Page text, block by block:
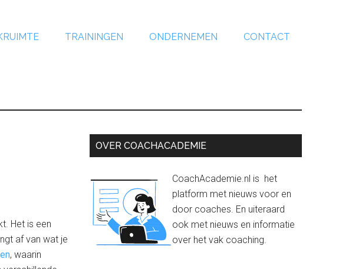
TRAININGEN ONDERNEMEN CONTACT
Het is een
af van wat je
, waarin
Primaire
OVER COACHACADEMIE
CoachAcademie.nl is het
platform met nieuws voor en
door coaches. En uiteraard
ook met nieuws en informatie
over het vak coaching.